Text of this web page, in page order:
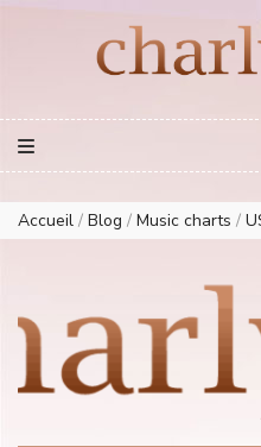
European Music Charts plus USA
Accueil / Blog / Music charts /